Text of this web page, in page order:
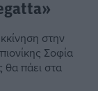
στην
Σοφία
θα πάει στα